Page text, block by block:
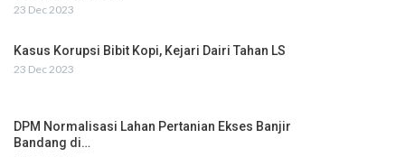
23 Dec 2023
Kasus Korupsi Bibit Kopi, Kejari Dairi Tahan LS
23 Dec 2023
DPM Normalisasi Lahan Pertanian Ekses Banjir
Bandang di…